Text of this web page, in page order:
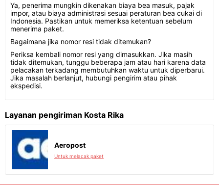
Ya, penerima mungkin dikenakan biaya bea masuk, pajak
impor, atau biaya administrasi sesuai peraturan bea cukai di
Indonesia. Pastikan untuk memeriksa ketentuan sebelum
menerima paket.
Bagaimana jika nomor resi tidak ditemukan?
Periksa kembali nomor resi yang dimasukkan. Jika masih
tidak ditemukan, tunggu beberapa jam atau hari karena data
pelacakan terkadang membutuhkan waktu untuk diperbarui.
Jika masalah berlanjut, hubungi pengirim atau pihak
ekspedisi.
Layanan pengiriman Kosta Rika
Aeropost
Untuk melacak paket